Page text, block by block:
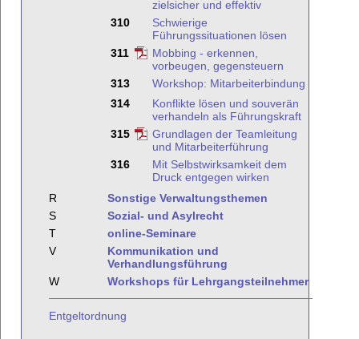
zielsicher und effektiv
310
Schwierige
Führungssituationen lösen
311
Mobbing - erkennen,
vorbeugen, gegensteuern
313
Workshop: Mitarbeiterbindung
314
Konflikte lösen und souverän
verhandeln als Führungskraft
315
Grundlagen der Teamleitung
und Mitarbeiterführung
316
Mit Selbstwirksamkeit dem
Druck entgegen wirken
R
Sonstige Verwaltungsthemen
S
Sozial- und Asylrecht
T
online-Seminare
V
Kommunikation und
Verhandlungsführung
W
Workshops für Lehrgangsteilnehmer
Entgeltordnung